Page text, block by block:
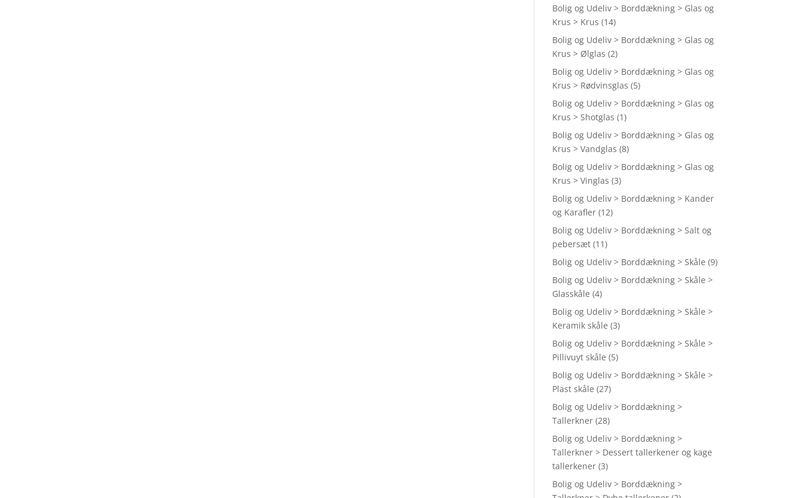
Bolig og Udeliv > Borddækning > Glas og
Krus > Krus (14)
Bolig og Udeliv > Borddækning > Glas og
Krus > Ølglas (2)
Bolig og Udeliv > Borddækning > Glas og
Krus > Rødvinsglas (5)
Bolig og Udeliv > Borddækning > Glas og
Krus > Shotglas (1)
Bolig og Udeliv > Borddækning > Glas og
Krus > Vandglas (8)
Bolig og Udeliv > Borddækning > Glas og
Krus > Vinglas (3)
Bolig og Udeliv > Borddækning > Kander
og Karafler (12)
Bolig og Udeliv > Borddækning > Salt og
pebersæt (11)
Bolig og Udeliv > Borddækning > Skåle (9)
Bolig og Udeliv > Borddækning > Skåle >
Glasskåle (4)
Bolig og Udeliv > Borddækning > Skåle >
Keramik skåle (3)
Bolig og Udeliv > Borddækning > Skåle >
Pillivuyt skåle (5)
Bolig og Udeliv > Borddækning > Skåle >
Plast skåle (27)
Bolig og Udeliv > Borddækning >
Tallerkner (28)
Bolig og Udeliv > Borddækning >
Tallerkner > Dessert tallerkener og kage
tallerkener (3)
Bolig og Udeliv > Borddækning >